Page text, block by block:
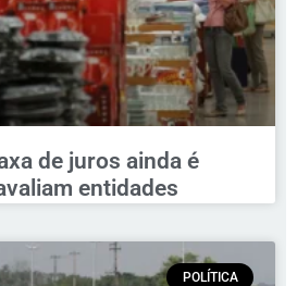
de juros ainda é
entidades
POLÍTICA